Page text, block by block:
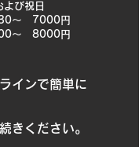
よび祝日
〜 7000円
〜 8000円
インで簡単に
きください。